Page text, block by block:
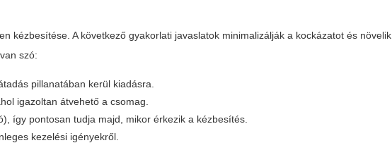
kézbesítése. A következő gyakorlati javaslatok minimalizálják a kockázatot és növelik
szó:
pillanatában kerül kiadásra.
igazoltan átvehető a csomag.
így pontosan tudja majd, mikor érkezik a kézbesítés.
kezelési igényekről.